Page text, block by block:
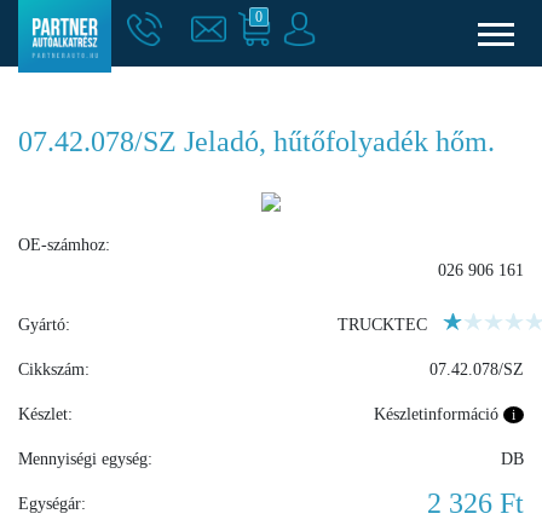
0
07.42.078/SZ Jeladó, hűtőfolyadék hőm.
OE-számhoz:
026 906 161
Gyártó: TRUCKTEC
Cikkszám: 07.42.078/SZ
Készlet: Készletinformáció i
Mennyiségi egység: DB
Egységár: 2 326 Ft